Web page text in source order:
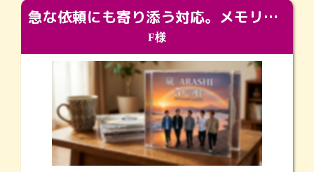
急な依頼にも寄り添う対応。メモリアルコーナーで振り返る大切な日々
F様